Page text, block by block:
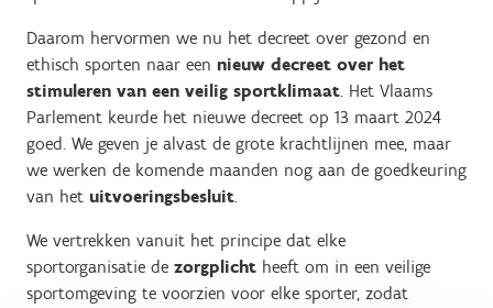
Daarom hervormen we nu het decreet over gezond en
ethisch sporten naar een nieuw decreet over het
stimuleren van een veilig sportklimaat. Het Vlaams
Parlement keurde het nieuwe decreet op 13 maart 2024
goed. We geven je alvast de grote krachtlijnen mee, maar
we werken de komende maanden nog aan de goedkeuring
van het uitvoeringsbesluit.
We vertrekken vanuit het principe dat elke
sportorganisatie de zorgplicht heeft om in een veilige
sportomgeving te voorzien voor elke sporter, zodat